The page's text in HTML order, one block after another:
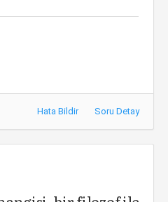
Hata Bildir Soru Detay